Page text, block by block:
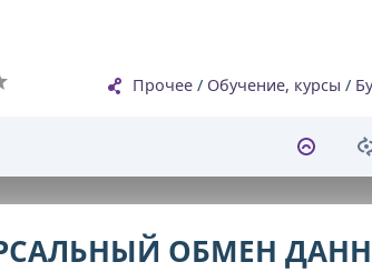
Прочее/ Обучение, курсы /
ОБМЕН